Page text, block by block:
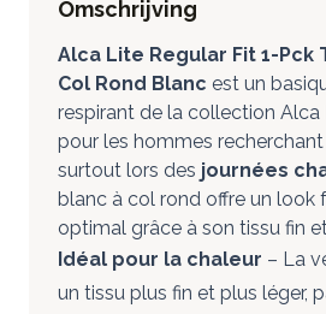
Omschrijving
Alca Lite Regular Fit 1-Pck
Col Rond Blanc est un
respirant de la collection
pour les hommes
surtout lors des journées
blanc à col rond offre un look
optimal grâce à son tissu fin
Idéal pour la chaleur – La
un tissu plus fin et plus léger,